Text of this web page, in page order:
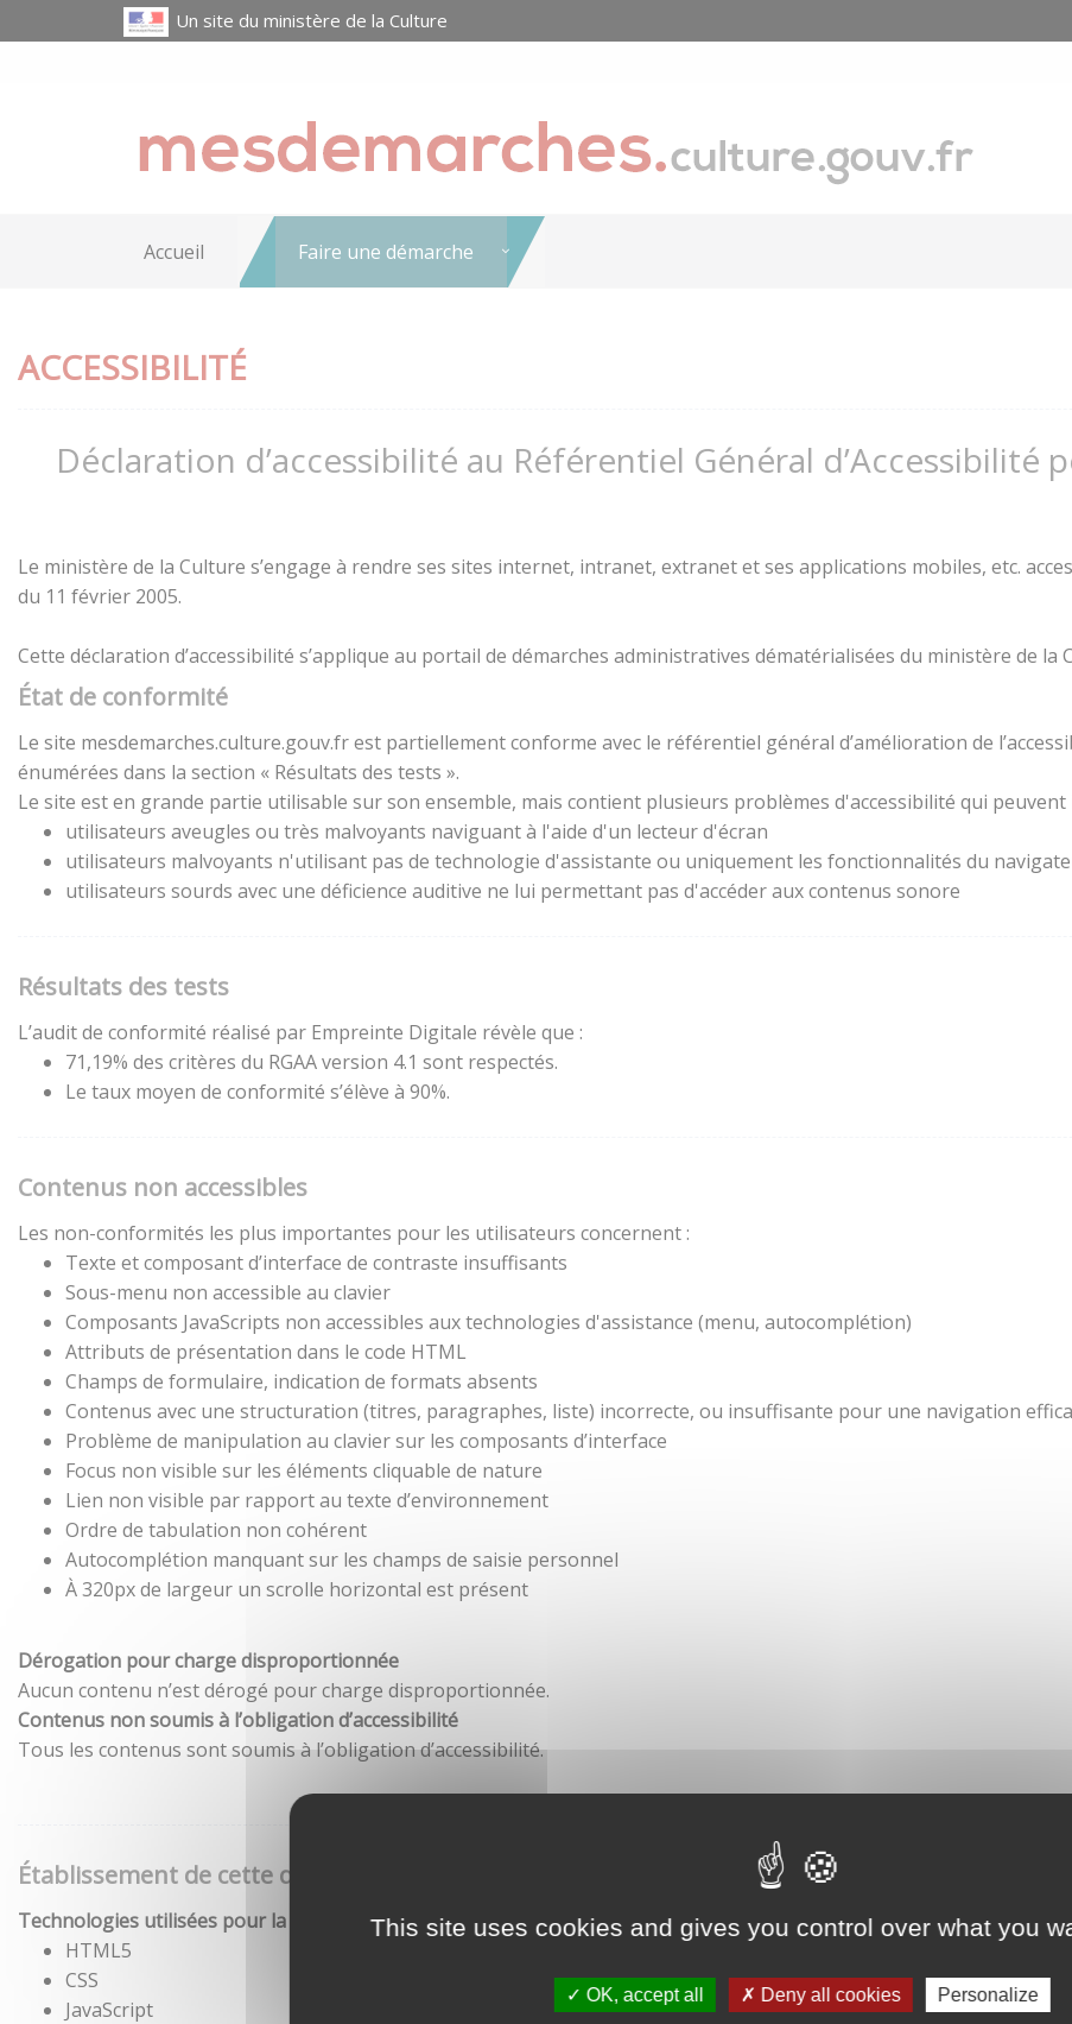
This site uses cookies and gives you control over what you
OK, accept all Deny all cookies Personalize
Un site du ministère de la Culture
Accueil Faire une démarche
ACCESSIBILITÉ
Déclaration d’accessibilité au Référentiel Général d’Accessibilité
Le ministère de la Culture s’engage à rendre ses sites internet, intranet, extranet et ses applications mobiles, etc.
du 11 février 2005.
Cette déclaration d’accessibilité s’applique au portail de démarches administratives dématérialisées du ministère de
État de conformité
Le site mesdemarches.culture.gouv.fr est partiellement conforme avec le référentiel général d’amélioration de
énumérées dans la section « Résultats des tests ».
Le site est en grande partie utilisable sur son ensemble, mais contient plusieurs problèmes d'accessibilité qui
utilisateurs aveugles ou très malvoyants naviguant à l'aide d'un lecteur d'écran
utilisateurs malvoyants n'utilisant pas de technologie d'assistante ou uniquement les fonctionnalités du
utilisateurs sourds avec une déficience auditive ne lui permettant pas d'accéder aux contenus sonore
Résultats des tests
L’audit de conformité réalisé par Empreinte Digitale révèle que :
71,19% des critères du RGAA version 4.1 sont respectés.
Le taux moyen de conformité s’élève à 90%.
Contenus non accessibles
Les non-conformités les plus importantes pour les utilisateurs concernent :
Texte et composant d’interface de contraste insuffisants
Sous-menu non accessible au clavier
Composants JavaScripts non accessibles aux technologies d'assistance (menu, autocomplétion)
Attributs de présentation dans le code HTML
Champs de formulaire, indication de formats absents
Contenus avec une structuration (titres, paragraphes, liste) incorrecte, ou insuffisante pour une navigation
Problème de manipulation au clavier sur les composants d’interface
Focus non visible sur les éléments cliquable de nature
Lien non visible par rapport au texte d’environnement
Ordre de tabulation non cohérent
Autocomplétion manquant sur les champs de saisie personnel
À 320px de largeur un scrolle horizontal est présent
Dérogation pour charge disproportionnée
Aucun contenu n’est dérogé pour charge disproportionnée.
Contenus non soumis à l’obligation d’accessibilité
Tous les contenus sont soumis à l’obligation d’accessibilité.
Établissement de cette déclaration d'accessibilité
Technologies utilisées pour la réalisation du site
HTML5
CSS
JavaScript